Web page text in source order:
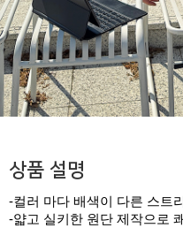
상품 설명
-컬러 마다 배색이 다른 스트
-얇고 실키한 원단 제작으로